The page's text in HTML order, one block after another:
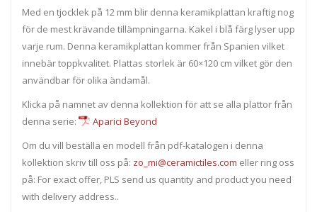
Med en tjocklek på 12 mm blir denna keramikplattan kraftig nog
för de mest krävande tillämpningarna. Kakel i blå färg lyser upp
varje rum. Denna keramikplattan kommer från Spanien vilket
innebär toppkvalitet. Plattas storlek är 60×120 cm vilket gör den
användbar för olika ändamål.
Klicka på namnet av denna kollektion för att se alla plattor från
denna serie:
Aparici Beyond
Om du vill beställa en modell från pdf-katalogen i denna
kollektion skriv till oss på: zo_mi@ceramictiles.com eller ring oss
på: For exact offer, PLS send us quantity and product you need
with delivery address..